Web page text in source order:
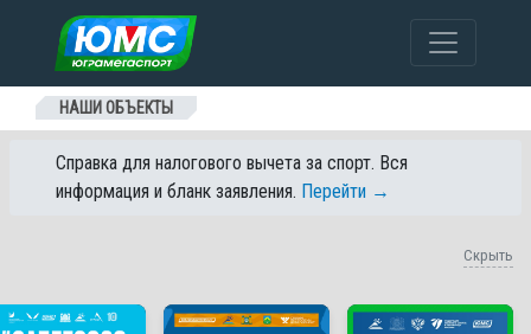
Перейти к содержанию
НАШИ ОБЪЕКТЫ
Справка для налогового вычета за спорт. Вся
информация и бланк заявления. Перейти →
Скрыть